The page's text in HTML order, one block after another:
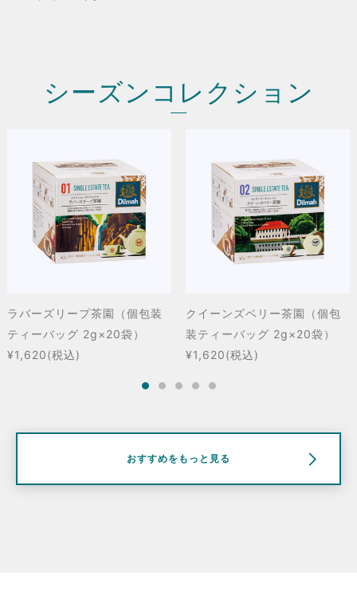
シーズンコレクション
ラバーズリープ茶園（個包装
ティーバッグ 2g×20袋）
¥1,620(税込)
クイーンズベリー茶園（個包
装ティーバッグ 2g×20袋）
¥1,620(税込)
おすすめをもっと見る